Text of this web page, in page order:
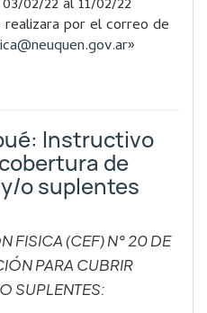
02/22 al 11/02/22
por el correo de
gov.ar»
Instructivo
de
o suplentes
FISICA (CEF) N° 20 DE
PARA CUBRIR
SUPLENTES: